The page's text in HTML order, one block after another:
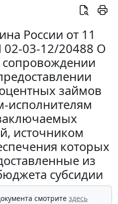
России от 11
02-03-12/20488 О
сопровождении
займов
исполнителям
источником
которых
из
субсидии
смотрите здесь